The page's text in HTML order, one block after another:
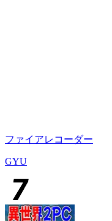
ファイアレコーダー
GYU